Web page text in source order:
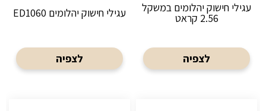
עגילי חישוק יהלומים במשקל
2.56 קראט
לצפיה
עגילי חישוק יהלומים ED1060
לצפיה